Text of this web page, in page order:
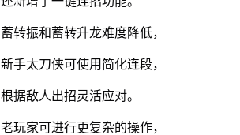
蓄转振和蓄转升龙难度降低，
新手太刀侠可使用简化连段，
根据敌人出招灵活应对。
老玩家可进行更复杂的操作，